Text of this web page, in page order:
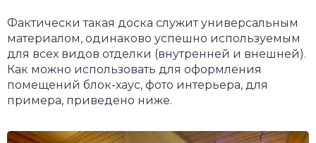
Фактически такая доска служит универсальным
материалом, одинаково успешно используемым
для всех видов отделки (внутренней и внешней).
Как можно использовать для оформления
помещений блок-хаус, фото интерьера, для
примера, приведено ниже.